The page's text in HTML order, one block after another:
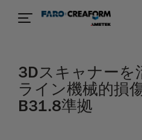
3Dスキャナーを
ライン機械的損
B31.8準拠